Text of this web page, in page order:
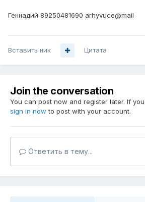
Геннадий 89250481690 arhyvuce@mail
Вставить ник Цитата
Join the conversation
You can post now and register later. If
sign in now to post with your account.
Ответить в тему...